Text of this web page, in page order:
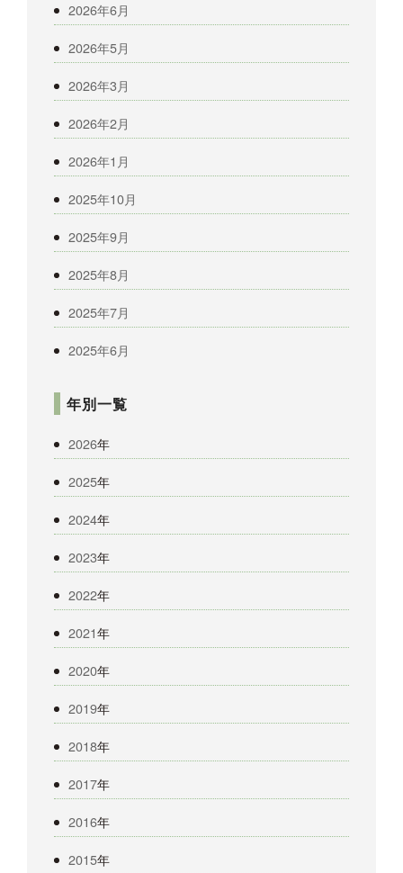
2026年6月
2026年5月
2026年3月
2026年2月
2026年1月
2025年10月
2025年9月
2025年8月
2025年7月
2025年6月
年別一覧
2026年
2025年
2024年
2023年
2022年
2021年
2020年
2019年
2018年
2017年
2016年
2015年